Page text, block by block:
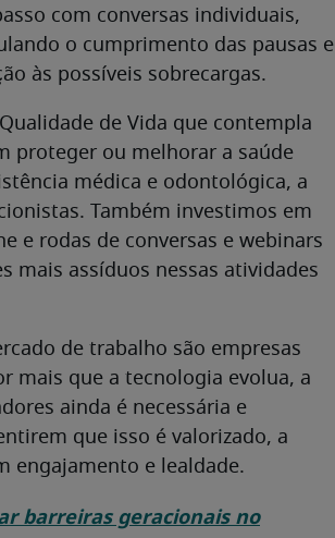
com conversas individuais,
o cumprimento das pausas e
às possíveis sobrecargas.
de Vida que contempla
proteger ou melhorar a saúde
médica e odontológica, a
Também investimos em
e rodas de conversas e webinars
mais assíduos nessas atividades
de trabalho são empresas
mais que a tecnologia evolua, a
ainda é necessária e
que isso é valorizado, a
engajamento e lealdade.
barreiras geracionais no